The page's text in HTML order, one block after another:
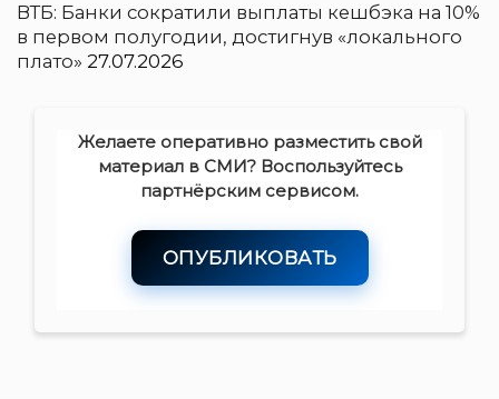
ВТБ: Банки сократили выплаты кешбэка на 10%
в первом полугодии, достигнув «локального
плато» 27.07.2026
Желаете оперативно разместить свой
материал в СМИ? Воспользуйтесь
партнёрским сервисом.
ОПУБЛИКОВАТЬ